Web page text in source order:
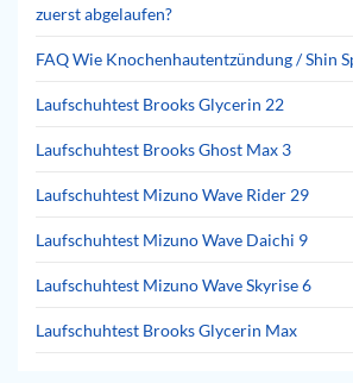
zuerst abgelaufen?
FAQ Wie Knochenhautentzündung / Shin
Laufschuhtest Brooks Glycerin 22
Laufschuhtest Brooks Ghost Max 3
Laufschuhtest Mizuno Wave Rider 29
Laufschuhtest Mizuno Wave Daichi 9
Laufschuhtest Mizuno Wave Skyrise 6
Laufschuhtest Brooks Glycerin Max